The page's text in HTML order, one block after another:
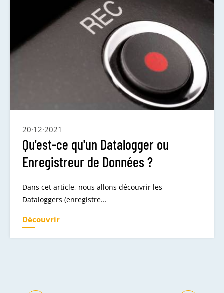
20·12·2021
Qu'est-ce qu'un Datalogger ou
Enregistreur de Données ?
Dans cet article, nous allons découvrir les
Dataloggers (enregistre...
Découvrir